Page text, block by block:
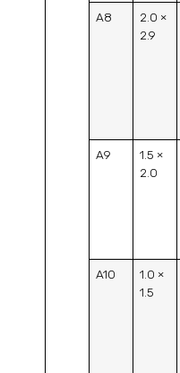
A8
2.0 ×
2.9
A9
1.5 ×
2.0
A10
1.0 ×
1.5